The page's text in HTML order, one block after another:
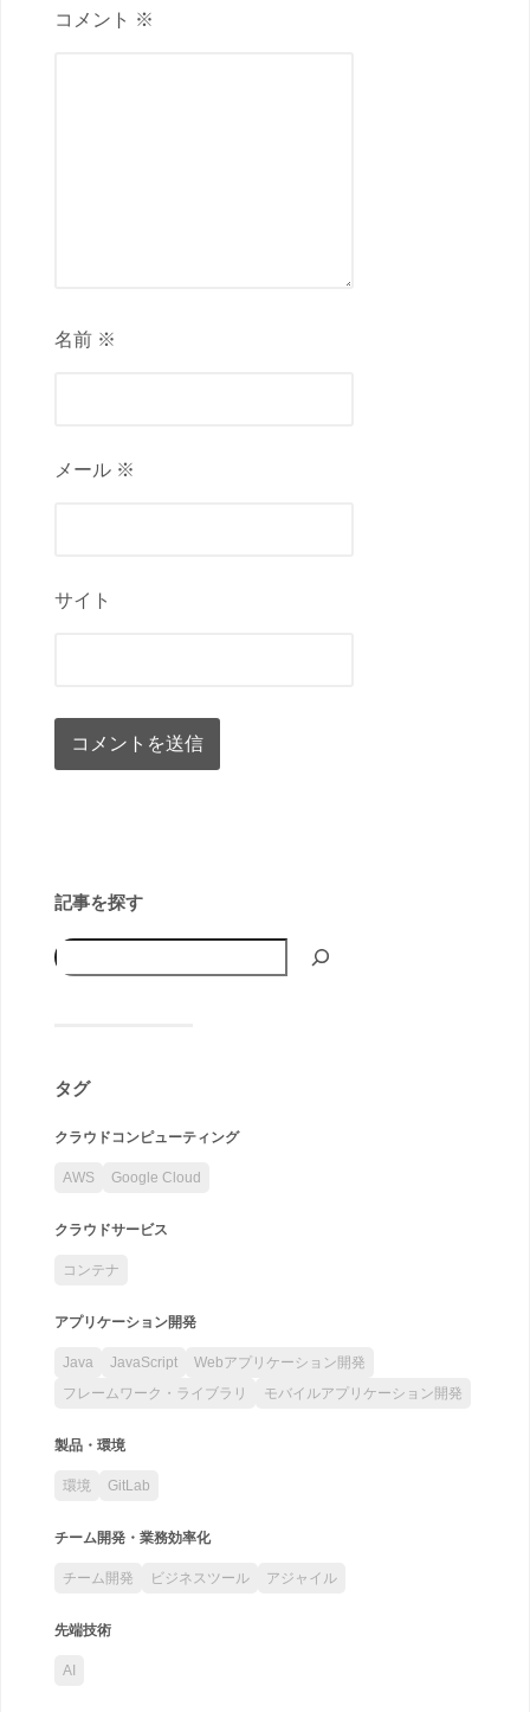
コメント ※
名前 ※
メール ※
サイト
記事を探す
タグ
クラウドコンピューティング
AWS Google Cloud
クラウドサービス
コンテナ
アプリケーション開発
Java JavaScript
Webアプリケーション開発
フレームワーク・ライブラリ
モバイルアプリケーション開発
製品・環境
環境 GitLab
チーム開発・業務効率化
チーム開発 ビジネスツール アジャイル
先端技術
AI